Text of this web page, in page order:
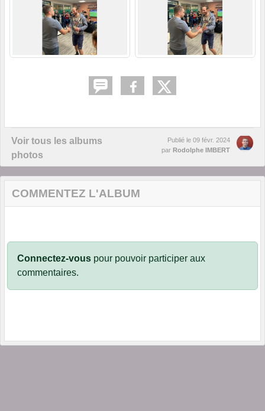
Voir tous les albums
photos
Publié le 09 févr. 2024
par Rodolphe IMBERT
COMMENTEZ L'ALBUM
Connectez-vous pour pouvoir participer aux
commentaires.